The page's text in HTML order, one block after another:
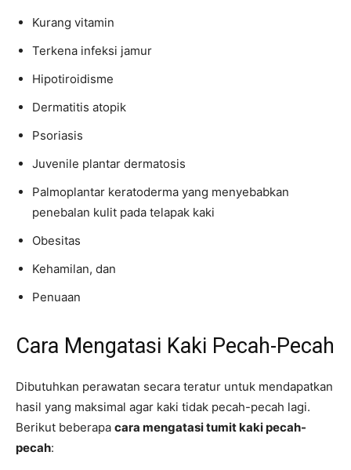
Kurang vitamin
Terkena infeksi jamur
Hipotiroidisme
Dermatitis atopik
Psoriasis
Juvenile plantar dermatosis
Palmoplantar keratoderma yang menyebabkan
penebalan kulit pada telapak kaki
Obesitas
Kehamilan, dan
Penuaan
Cara Mengatasi Kaki Pecah-Pecah
Dibutuhkan perawatan secara teratur untuk mendapatkan
hasil yang maksimal agar kaki tidak pecah-pecah lagi.
Berikut beberapa cara mengatasi tumit kaki pecah-
pecah: